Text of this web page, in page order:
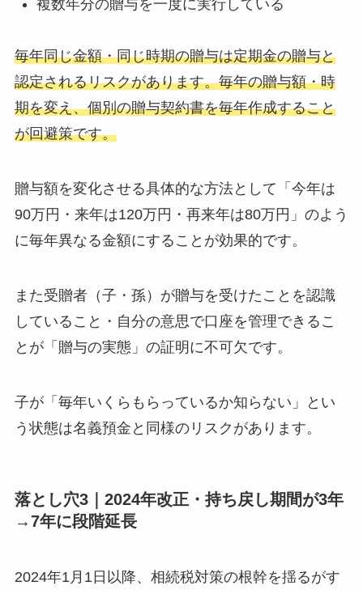
複数年分の贈与を一度に実行している
毎年同じ金額・同じ時期の贈与は定期金の贈与と
認定されるリスクがあります。毎年の贈与額・時
期を変え、個別の贈与契約書を毎年作成すること
が回避策です。
贈与額を変化させる具体的な方法として「今年は
90万円・来年は120万円・再来年は80万円」のよう
に毎年異なる金額にすることが効果的です。
また受贈者（子・孫）が贈与を受けたことを認識
していること・自分の意思で口座を管理できるこ
とが「贈与の実態」の証明に不可欠です。
子が「毎年いくらもらっているか知らない」とい
う状態は名義預金と同様のリスクがあります。
落とし穴3｜2024年改正・持ち戻し期間が3年
→7年に段階延長
2024年1月1日以降、相続税対策の根幹を揺るがす